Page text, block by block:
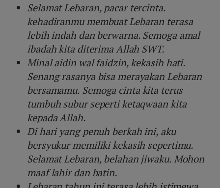
Selamat Lebaran, pacar tercinta.
kehadiranmu membuat Lebaran terasa
lebih indah dan berwarna. Semoga amal
ibadah kita diterima Allah SWT.
Minal aidin wal faidzin, kekasih hati.
Senang rasanya bisa merayakan Lebaran
bersamamu. Semoga cinta kita terus
tumbuh subur seperti ketaqwaan kita
kepada Allah.
Di hari yang penuh berkah ini, aku
bersyukur memiliki kekasih sepertimu.
Selamat Lebaran, belahan jiwaku. Mohon
maaf lahir dan batin.